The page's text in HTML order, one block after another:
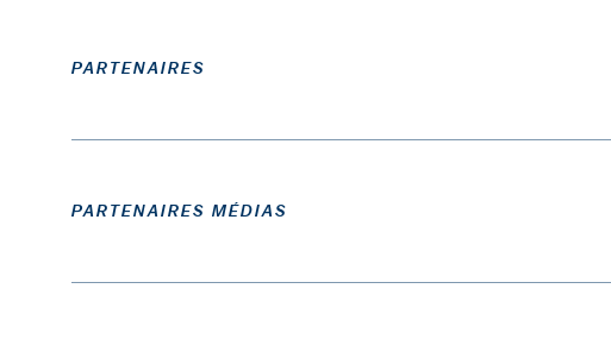
PARTENAIRES
PARTENAIRES MÉDIAS